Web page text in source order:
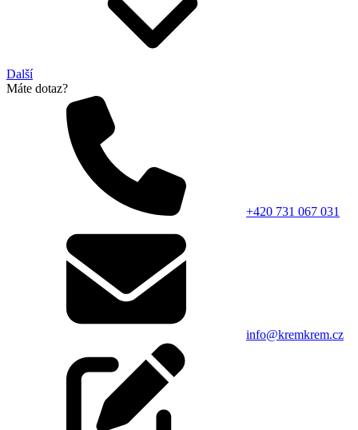
Další
Máte dotaz?
+420 731 067 031
info@kremkrem.cz